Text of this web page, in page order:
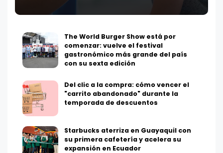
The World Burger Show está por
comenzar: vuelve el festival
gastronómico más grande del país
con su sexta edición
Del clic a la compra: cómo vencer el
"carrito abandonado" durante la
temporada de descuentos
Starbucks aterriza en Guayaquil con
su primera cafetería y acelera su
expansión en Ecuador